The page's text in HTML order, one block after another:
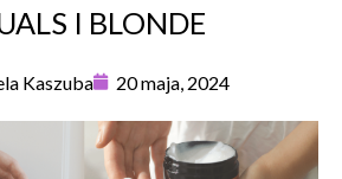
I BLONDE
Kaszuba 20 maja, 2024